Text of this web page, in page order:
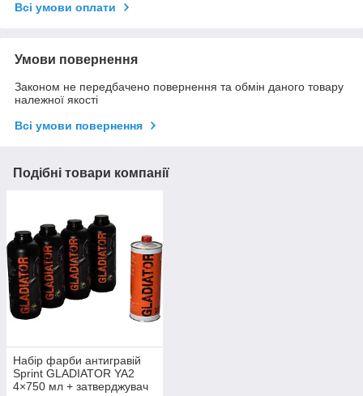
Всі умови оплати
Умови повернення
Законом не передбачено повернення та обмін даного товару
належної якості
Всі умови повернення
Подібні товари компанії
Набір фарби антигравій
Sprint GLADIATOR YA2
4×750 мл + затверджувач